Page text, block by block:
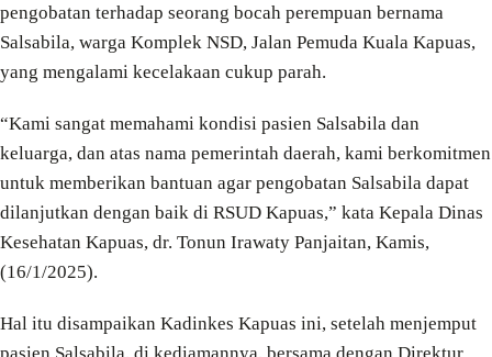
pengobatan terhadap seorang bocah perempuan bernama
Salsabila, warga Komplek NSD, Jalan Pemuda Kuala Kapuas,
yang mengalami kecelakaan cukup parah.
“Kami sangat memahami kondisi pasien Salsabila dan
keluarga, dan atas nama pemerintah daerah, kami berkomitmen
untuk memberikan bantuan agar pengobatan Salsabila dapat
dilanjutkan dengan baik di RSUD Kapuas,” kata Kepala Dinas
Kesehatan Kapuas, dr. Tonun Irawaty Panjaitan, Kamis,
(16/1/2025).
Hal itu disampaikan Kadinkes Kapuas ini, setelah menjemput